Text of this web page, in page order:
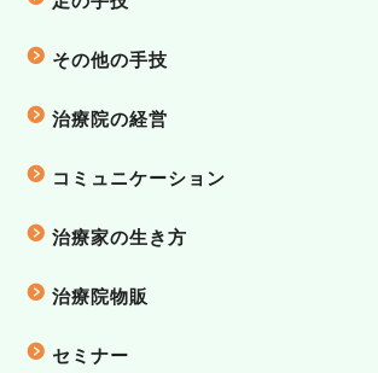
その他の手技
治療院の経営
コミュニケーション
治療家の生き方
治療院物販
セミナー